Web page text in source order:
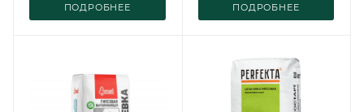
ПОДРОБНЕЕ ПОДРОБНЕЕ